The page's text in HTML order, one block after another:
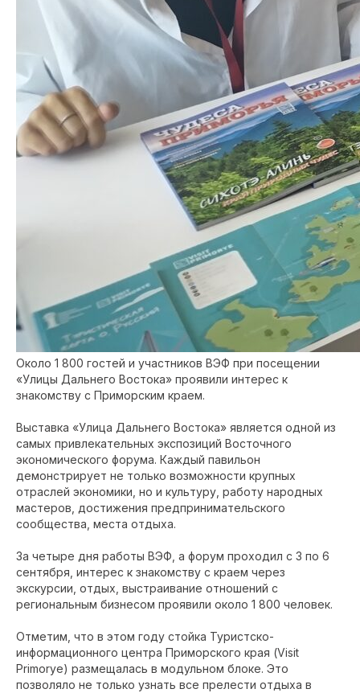
Около 1 800 гостей и участников ВЭФ при посещении
«Улицы Дальнего Востока» проявили интерес к
знакомству с Приморским краем.
Выставка «Улица Дальнего Востока» является одной из
самых привлекательных экспозиций Восточного
экономического форума. Каждый павильон
демонстрирует не только возможности крупных
отраслей экономики, но и культуру, работу народных
мастеров, достижения предпринимательского
сообщества, места отдыха.
За четыре дня работы ВЭФ, а форум проходил с 3 по 6
сентября, интерес к знакомству с краем через
экскурсии, отдых, выстраивание отношений с
региональным бизнесом проявили около 1 800 человек.
Отметим, что в этом году стойка Туристско-
информационного центра Приморского края (Visit
Primorye) размещалась в модульном блоке. Это
позволяло не только узнать все прелести отдыха в